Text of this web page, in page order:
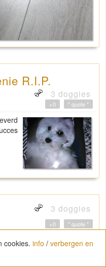
R.I.P.
3 doggies
" quote "
+0
3 doggies
" quote "
+0
En
zijn
cookies. info / verbergen en